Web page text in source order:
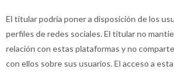
El titular podría poner a disposición de los
perfiles de redes sociales. El titular no
relación con estas plataformas y no
con ellos sobre sus usuarios. El acceso a